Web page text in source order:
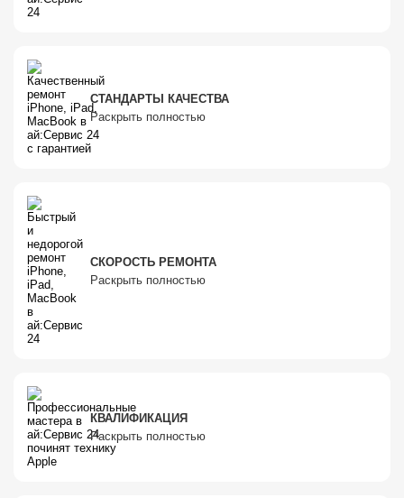
СТАНДАРТЫ КАЧЕСТВА
Раскрыть полностью
СКОРОСТЬ РЕМОНТА
Раскрыть полностью
КВАЛИФИКАЦИЯ
Раскрыть полностью